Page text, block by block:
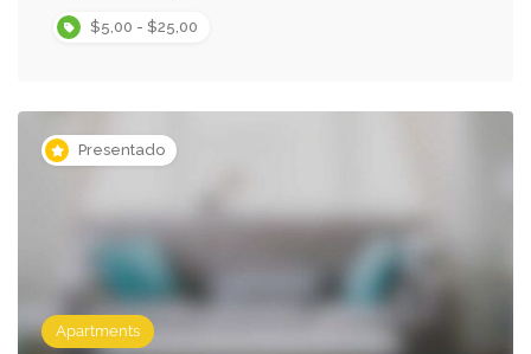
$5,00 - $25,00
Presentado
Apartments